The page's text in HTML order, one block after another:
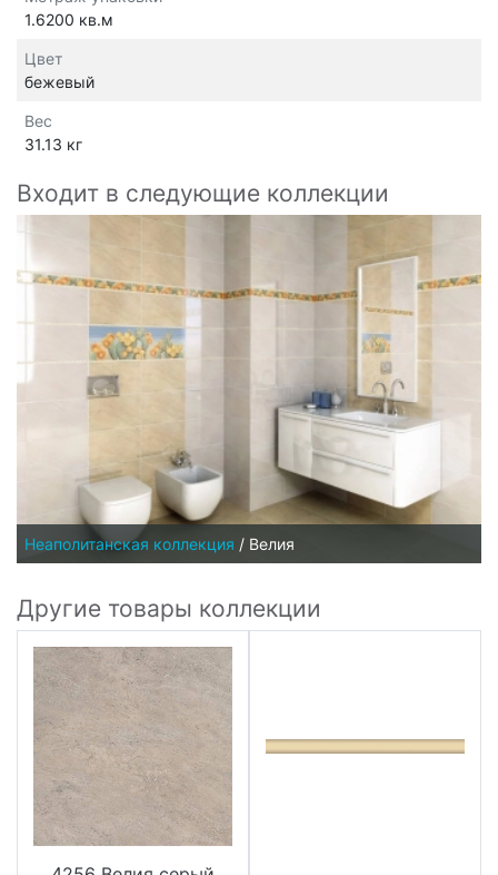
1.6200 кв.м
Цвет
бежевый
Вес
31.13 кг
Входит в следующие коллекции
Неаполитанская коллекция / Велия
Другие товары коллекции